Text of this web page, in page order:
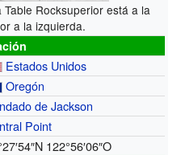
Rocksuperior está a la
a la izquierda.
Estados Unidos
Oregón
de Jackson
Point
122°56′06″O